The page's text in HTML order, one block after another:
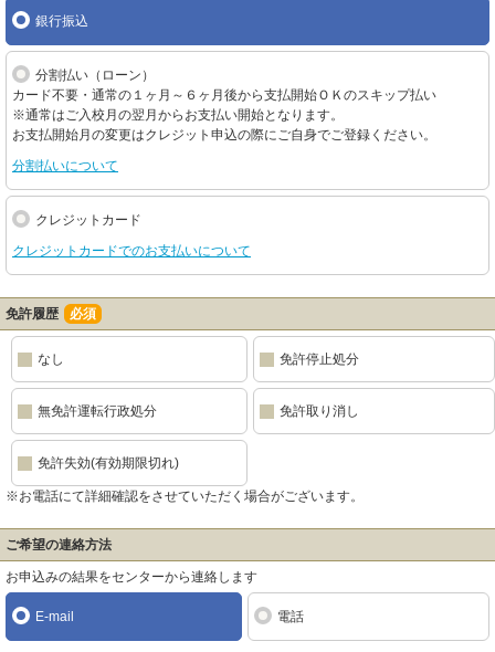
銀行振込
分割払い（ローン）
カード不要・通常の１ヶ月～６ヶ月後から支払開始ＯＫのスキップ払い
※通常はご入校月の翌月からお支払い開始となります。
お支払開始月の変更はクレジット申込の際にご自身でご登録ください。
分割払いについて
クレジットカード
クレジットカードでのお支払いについて
免許履歴 必須
なし 免許停止処分
無免許運転行政処分 免許取り消し
免許失効(有効期限切れ)
※お電話にて詳細確認をさせていただく場合がございます。
ご希望の連絡方法
お申込みの結果をセンターから連絡します
E-mail 電話